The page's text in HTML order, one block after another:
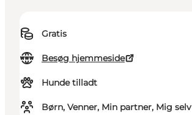
Gratis
Besøg hjemmeside
Hunde tilladt
Børn, Venner, Min partner, Mig selv